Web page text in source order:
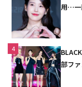
用…一
4
部フ